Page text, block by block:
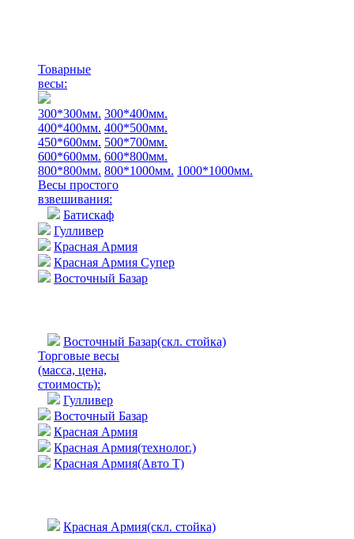
Товарные
весы:
300*300мм. 300*400мм.
400*400мм. 400*500мм.
450*600мм. 500*700мм.
600*600мм. 600*800мм.
800*800мм. 800*1000мм. 1000*1000мм.
Весы простого
взвешивания:
Батискаф
Гулливер
Красная Армия
Красная Армия Супер
Восточный Базар
Восточный Базар(скл. стойка)
Торговые весы
(масса, цена,
стоимость):
Гулливер
Восточный Базар
Красная Армия
Красная Армия(технолог.)
Красная Армия(Авто Т)
Красная Армия(скл. стойка)